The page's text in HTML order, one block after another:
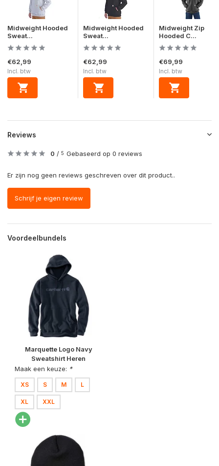
Midweight Hooded
Sweat...
€62,99
Incl. btw
Midweight Hooded
Sweat...
€62,99
Incl. btw
Midweight Zip
Hooded C...
€69,99
Incl. btw
Reviews
0 / 5 Gebaseerd op 0 reviews
Er zijn nog geen reviews geschreven over dit product..
Schrijf je eigen review
Voordeelbundels
Marquette Logo Navy
Sweatshirt Heren
Maak een keuze: *
XS S M L
XL XXL